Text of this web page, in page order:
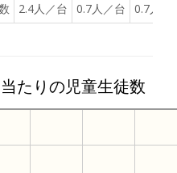
2.4人／台 0.7人／台 0.7人／
たりの児童生徒数